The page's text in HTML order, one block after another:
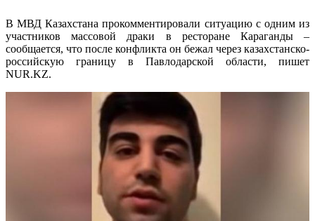
В МВД Казахстана прокомментировали ситуацию с одним из
участников массовой драки в ресторане Караганды –
сообщается, что после конфликта он бежал через казахстанско-
российскую границу в Павлодарской области, пишет
NUR.KZ.